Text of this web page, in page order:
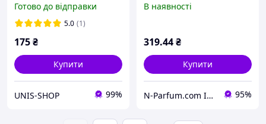
(4019674030264)
Готово до відправки
5.0 (1)
175₴
Купити
UNIS-SHOP 99%
В наявності
319.44₴
Купити
N-Parfum.com Інтернет-магазин оригінальної парфумерії та косметики 95%